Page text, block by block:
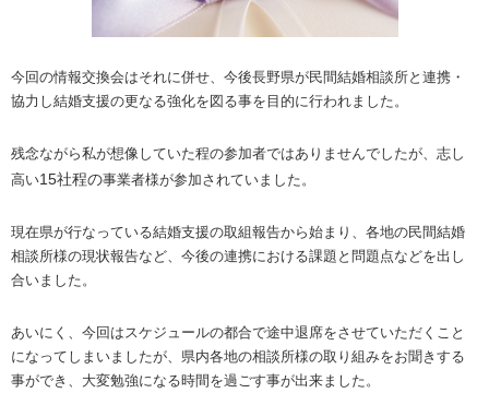
今回の情報交換会はそれに併せ、今後長野県が民間結婚相談所と連携・
協力し結婚支援の更なる強化を図る事を目的に行われました。
残念ながら私が想像していた程の参加者ではありませんでしたが、志し
高い15社程の事業者様が参加されていました。
現在県が行なっている結婚支援の取組報告から始まり、各地の民間結婚
相談所様の現状報告など、今後の連携における課題と問題点などを出し
合いました。
あいにく、今回はスケジュールの都合で途中退席をさせていただくこと
になってしまいましたが、県内各地の相談所様の取り組みをお聞きする
事ができ、大変勉強になる時間を過ごす事が出来ました。